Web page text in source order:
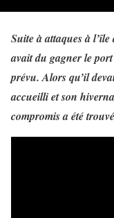
Suite à attaques à
avait du gagner le
prévu. Alors qu’il
accueilli et son
compromis a été